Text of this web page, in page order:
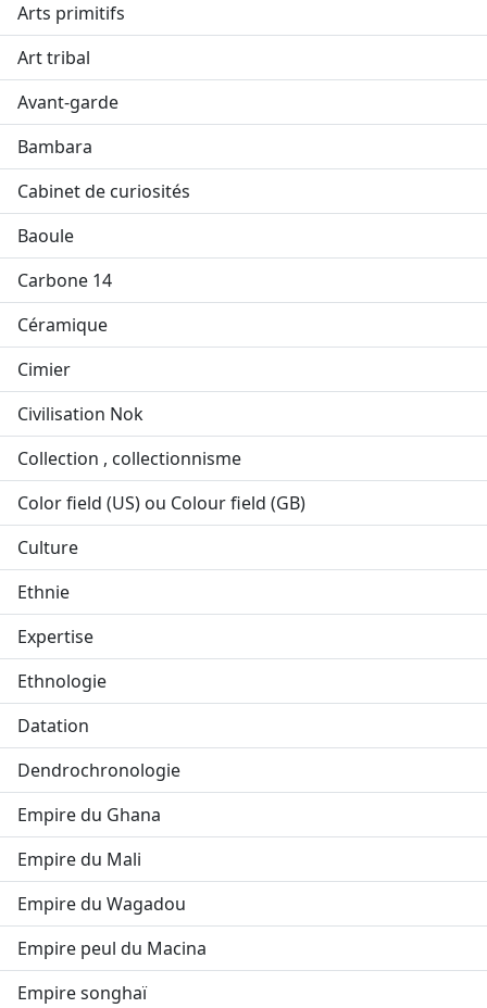
Arts primitifs
Art tribal
Avant-garde
Bambara
Cabinet de curiosités
Baoule
Carbone 14
Céramique
Cimier
Civilisation Nok
Collection , collectionnisme
Color field (US) ou Colour field (GB)
Culture
Ethnie
Expertise
Ethnologie
Datation
Dendrochronologie
Empire du Ghana
Empire du Mali
Empire du Wagadou
Empire peul du Macina
Empire songhaï